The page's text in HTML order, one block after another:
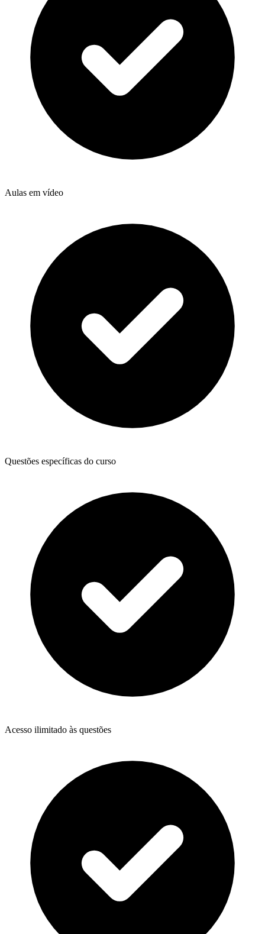
Aulas em vídeo
Questões específicas do curso
Acesso ilimitado às questões